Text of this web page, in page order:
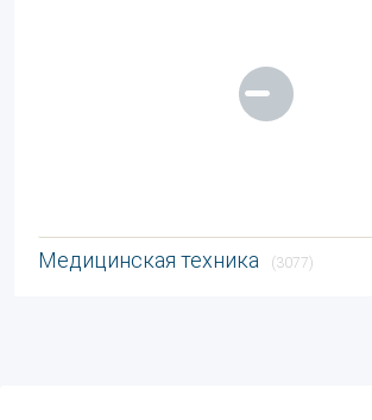
Медицинская техника (3077)